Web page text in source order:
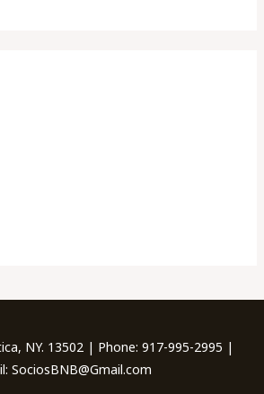
NY. 13502 | Phone: 917-995-2995 |
SociosBNB@Gmail.com